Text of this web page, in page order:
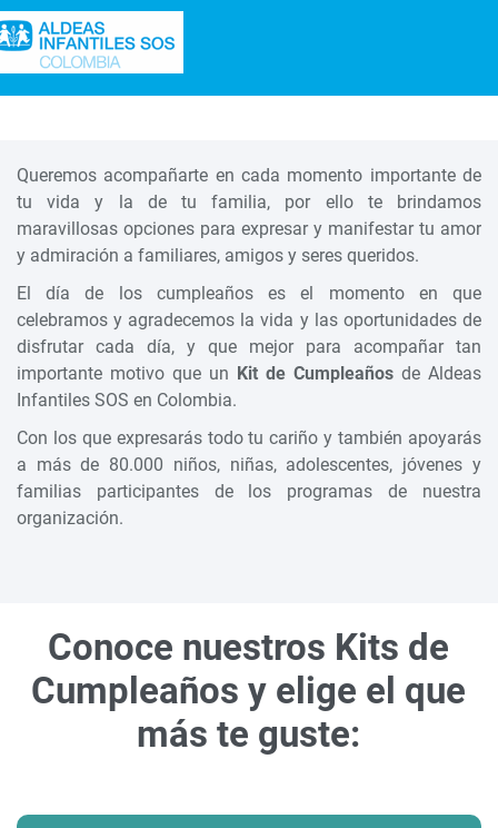
Queremos acompañarte en cada momento importante de
tu vida y la de tu familia, por ello te brindamos
maravillosas opciones para expresar y manifestar tu amor
y admiración a familiares, amigos y seres queridos.
El día de los cumpleaños es el momento en que
celebramos y agradecemos la vida y las oportunidades de
disfrutar cada día, y que mejor para acompañar tan
importante motivo que un Kit de Cumpleañosde Aldeas
Infantiles SOS en Colombia.
Con los que expresarás todo tu cariño y también apoyarás
a más de 80.000 niños, niñas, adolescentes, jóvenes y
familias participantes de los programas de nuestra
organización.
Conoce nuestros Kits de
Cumpleaños y elige el que
más te guste: